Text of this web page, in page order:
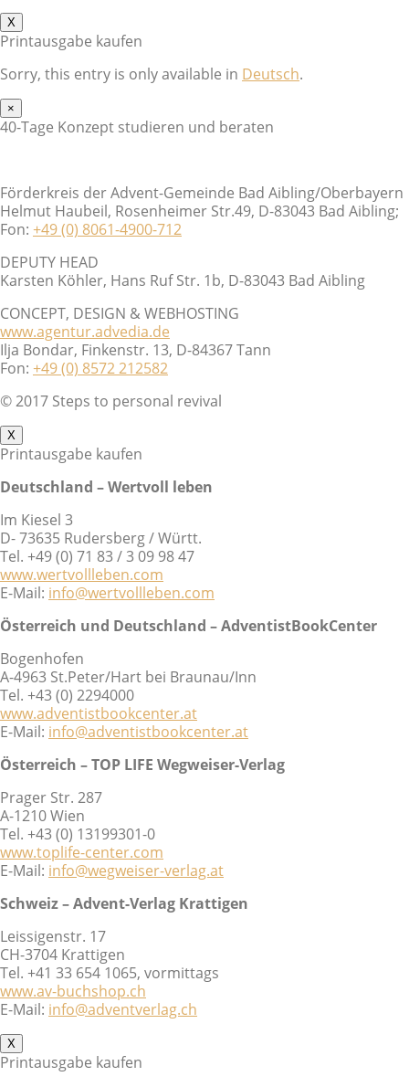
X
Printausgabe kaufen
Sorry, this entry is only available in Deutsch.
×
40-Tage Konzept studieren und beraten
Förderkreis der Advent-Gemeinde Bad Aibling/Oberbayern
Helmut Haubeil, Rosenheimer Str.49, D-83043 Bad Aibling;
Fon: +49 (0) 8061-4900-712
DEPUTY HEAD
Karsten Köhler, Hans Ruf Str. 1b, D-83043 Bad Aibling
CONCEPT, DESIGN & WEBHOSTING
www.agentur.advedia.de
Ilja Bondar, Finkenstr. 13, D-84367 Tann
Fon: +49 (0) 8572 212582
© 2017 Steps to personal revival
X
Printausgabe kaufen
Deutschland – Wertvoll leben
Im Kiesel 3
D- 73635 Rudersberg / Württ.
Tel. +49 (0) 71 83 / 3 09 98 47
www.wertvollleben.com
E-Mail: info@wertvollleben.com
Österreich und Deutschland – AdventistBookCenter
Bogenhofen
A-4963 St.Peter/Hart bei Braunau/Inn
Tel. +43 (0) 2294000
www.adventistbookcenter.at
E-Mail: info@adventistbookcenter.at
Österreich – TOP LIFE Wegweiser-Verlag
Prager Str. 287
A-1210 Wien
Tel. +43 (0) 13199301-0
www.toplife-center.com
E-Mail: info@wegweiser-verlag.at
Schweiz – Advent-Verlag Krattigen
Leissigenstr. 17
CH-3704 Krattigen
Tel. +41 33 654 1065, vormittags
www.av-buchshop.ch
E-Mail: info@adventverlag.ch
X
Printausgabe kaufen